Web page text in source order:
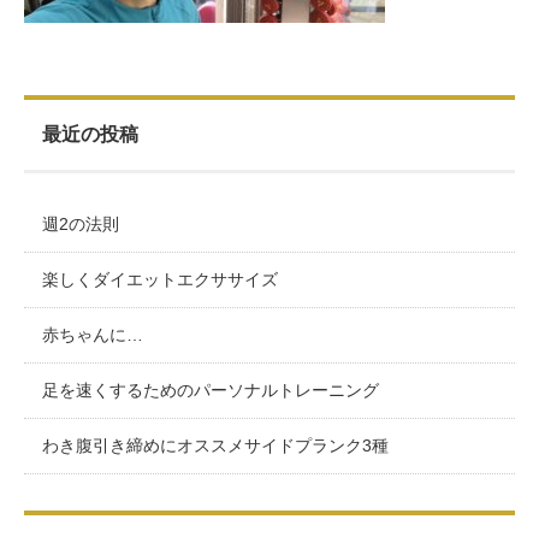
最近の投稿
週2の法則
楽しくダイエットエクササイズ
赤ちゃんに…
足を速くするためのパーソナルトレーニング
わき腹引き締めにオススメサイドプランク3種